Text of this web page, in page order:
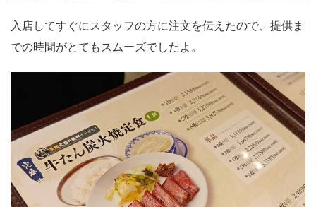
入店してすぐにスタッフの方に注文を伝えたので、提供ま
での時間がとてもスムーズでしたよ。